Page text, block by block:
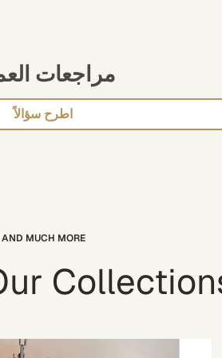
مراجعات
اطرح سؤالاً
AND MUCH MORE